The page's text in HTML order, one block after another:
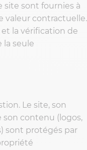
site sont fournies à
valeur contractuelle.
la vérification de
la seule
Le site, son
son contenu (logos,
sont protégés par